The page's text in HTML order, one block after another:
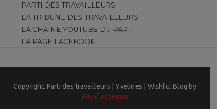
PARTI DES TRAVAILLEURS
LA TRIBUNE DES TRAVAILLEURS
LA CHAINE YOUTUBE DU PARTI
LA PAGE FACEBOOK
Copyright. Parti des travailleurs | Yvelines | Wishful Blog by
Wishfulthemes